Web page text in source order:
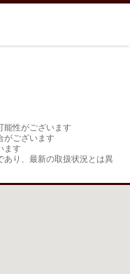
能性がございます
がございます
ます
あり、最新の取扱状況とは異